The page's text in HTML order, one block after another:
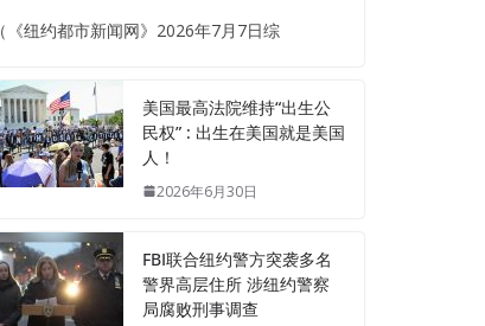
（《纽约都市新闻网》2026年7月7日综
美国最高法院维持“出生公
民权” : 出生在美国就是美国
人！
2026年6月30日
FBI联合纽约警方突袭多名
警界高层住所 涉纽约警察
局腐败刑事调查